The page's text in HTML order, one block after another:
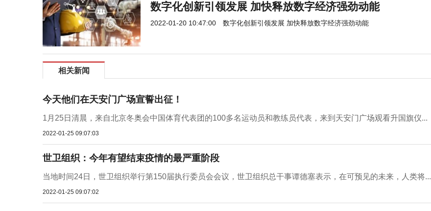
数字化创新引领发展 加快释放数字经济强劲动能
2022-01-20 10:47:00 数字化创新引领发展 加快释放数字经济强劲动能
相关新闻
今天他们在天安门广场宣誓出征！
1月25日清晨，来自北京冬奥会中国体育代表团的100多名运动员和教练员代表，来到天安门广场观看升国旗仪...
2022-01-25 09:07:03
世卫组织：今年有望结束疫情的最严重阶段
当地时间24日，世卫组织举行第150届执行委员会会议，世卫组织总干事谭德塞表示，在可预见的未来，人类将...
2022-01-25 09:07:02